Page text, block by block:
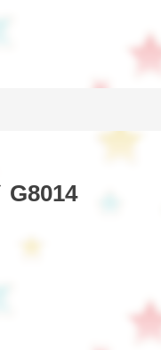
G8014